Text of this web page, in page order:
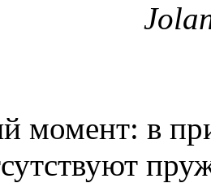
момент: в